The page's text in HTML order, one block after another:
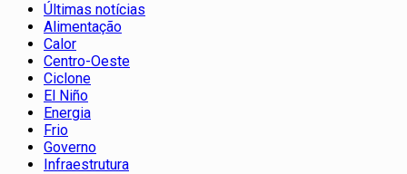
Últimas notícias
Alimentação
Calor
Centro-Oeste
Ciclone
El Niño
Energia
Frio
Governo
Infraestrutura